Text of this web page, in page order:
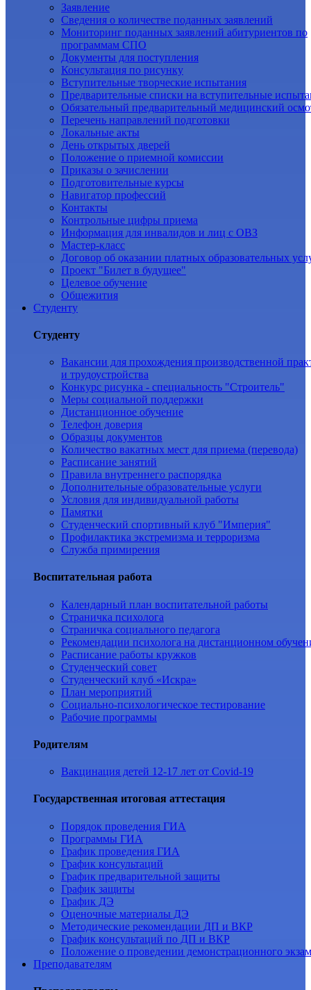
Заявление
Cведения о количестве поданных заявлений
Мониторинг поданных заявлений абитуриентов по
программам СПО
Документы для поступления
Консультация по рисунку
Вступительные творческие испытания
Предварительные списки на вступительные
Обязательный предварительный медицинский
Перечень направлений подготовки
Локальные акты
День открытых дверей
Положение о приемной комиссии
Приказы о зачислении
Подготовительные курсы
Навигатор профессий
Контакты
Контрольные цифры приема
Информация для инвалидов и лиц с ОВЗ
Мастер-класс
Договор об оказании платных образовательных
Проект "Билет в будущее"
Целевое обучение
Общежития
Студенту
Студенту
Вакансии для прохождения производственной
и трудоустройства
Конкурс рисунка - специальность "Строитель"
Меры социальной поддержки
Дистанционное обучение
Телефон доверия
Образцы документов
Количество вакатных мест для приема (перевода)
Расписание занятий
Правила внутреннего распорядка
Дополнительные образовательные услуги
Условия для индивидуальной работы
Памятки
Студенческий спортивный клуб "Империя"
Профилактика экстремизма и терроризма
Служба примирения
Воспитательная работа
Календарный план воспитательной работы
Страничка психолога
Страничка социального педагога
Рекомендации психолога на дистанционном
Расписание работы кружков
Студенческий совет
Студенческий клуб «Искра»
План мероприятий
Социально-психологическое тестирование
Рабочие программы
Родителям
Вакцинация детей 12-17 лет от Covid-19
Государственная итоговая аттестация
Порядок проведения ГИА
Программы ГИА
График проведения ГИА
График консультаций
График предварительной защиты
График защиты
График ДЭ
Оценочные материалы ДЭ
Методические рекомендации ДП и ВКР
График консультаций по ДП и ВКР
Положение о проведении демонстрационного
Преподавателям